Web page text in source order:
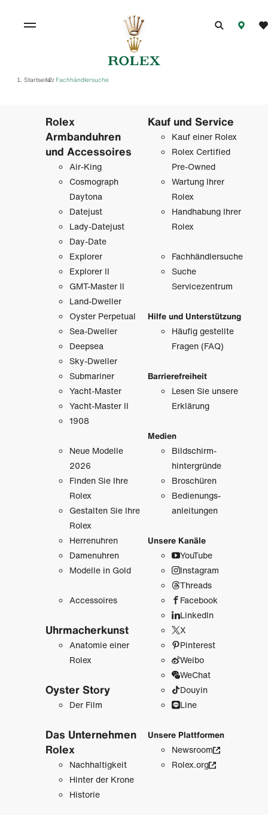
Startseite/ Fachhändlersuche
Rolex
Armbanduhren
und Accessoires
Air-King
Cosmograph
Daytona
Datejust
Lady-Datejust
Day-Date
Explorer
Explorer II
GMT-Master II
Land-Dweller
Oyster Perpetual
Sea-Dweller
Deepsea
Sky-Dweller
Submariner
Yacht-Master
Yacht-Master II
1908
Neue Modelle
2026
Finden Sie Ihre
Rolex
Gestalten Sie Ihre
Rolex
Herrenuhren
Damenuhren
Modelle in Gold
Accessoires
Uhrmacher­kunst
Anatomie einer
Rolex
Oyster Story
Der Film
Das Unternehmen
Rolex
Nachhaltigkeit
Hinter der Krone
Historie
Kauf und Service
Kauf einer Rolex
Rolex Certified
Pre-Owned
Wartung Ihrer
Rolex
Handhabung Ihrer
Rolex
Fachhändlersuche
Suche
Servicezentrum
Hilfe und Unterstützung
Häufig gestellte
Fragen (FAQ)
Barrierefreiheit
Lesen Sie unsere
Erklärung
Medien
Bildschirm­
hintergründe
Broschüren
Bedienungs­
anleitungen
Unsere Kanäle
YouTube
Instagram
Threads
Facebook
LinkedIn
X
Pinterest
Weibo
WeChat
Douyin
Line
Unsere Plattformen
Newsroom
Rolex.org